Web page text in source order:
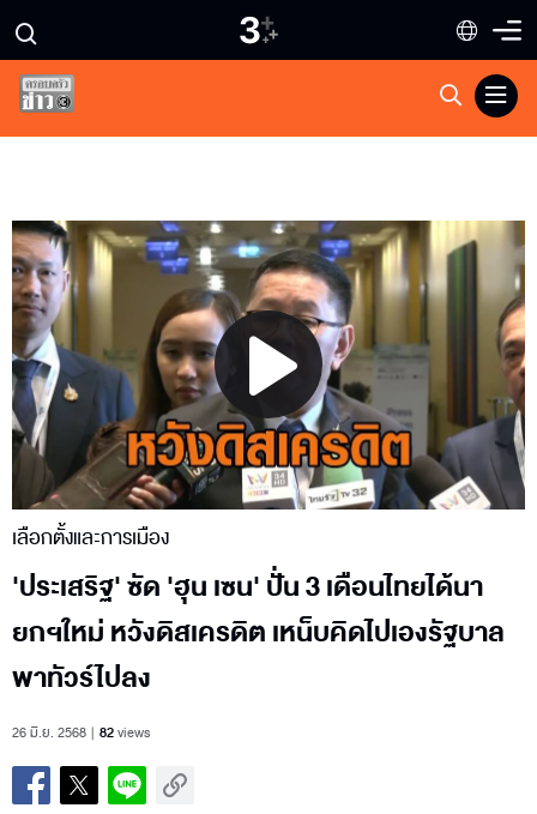
Play
Video
เลือกตั้งและการเมือง
'ประเสริฐ' ซัด 'ฮุน เซน' ปั่น 3 เดือนไทยได้นา
ยกฯใหม่ หวังดิสเครดิต เหน็บคิดไปเองรัฐบาล
พาทัวร์ไปลง
26 มิ.ย. 2568 82views